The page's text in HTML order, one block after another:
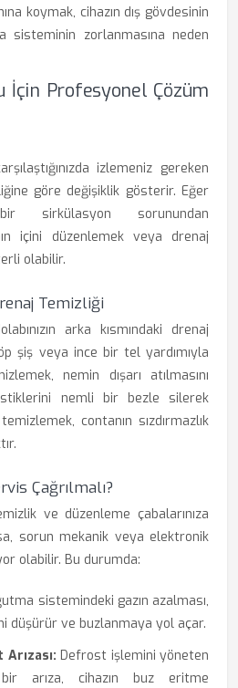
koymak, cihazın dış gövdesinin
sisteminin zorlanmasına neden
İçin Profesyonel Çözüm
izlemeniz gereken
göre değişiklik gösterir. Eğer
sirkülasyon sorunundan
içini düzenlemek veya drenaj
olabilir.
Temizliği
arka kısmındaki drenaj
şiş veya ince bir tel yardımıyla
nemin dışarı atılmasını
nemli bir bezle silerek
contanın sızdırmazlık
Çağrılmalı?
ve düzenleme çabalarınıza
sorun mekanik veya elektronik
olabilir. Bu durumda:
sistemindeki gazın azalması,
düşürür ve buzlanmaya yol açar.
Defrost işlemini yöneten
arıza, cihazın buz eritme